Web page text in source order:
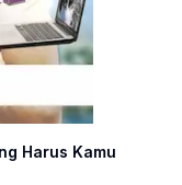
Harus Kamu